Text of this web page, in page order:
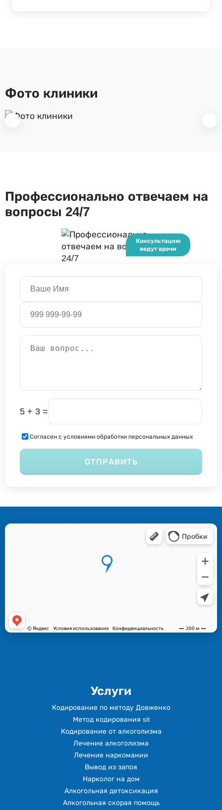
Фото клиники
Профессионально отвечаем на
вопросы 24/7
5 + 3 =
Согласен с условиями обработки персональных данных
ОТПРАВИТЬ
Услуги
Кодирование по методу Довженко
Метод кодирования sit
Кодирование от алкоголизма
Лечение алкоголизма
Лечение наркомании
Вывод из запоя
Нарколог на дом
Алкогольная детоксикация
Алкогольная скорая помощь